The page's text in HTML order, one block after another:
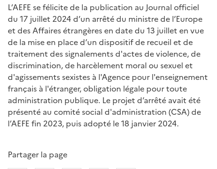
Chapo
L’AEFE se félicite de la publication au Journal officiel
du 17 juillet 2024 d’un arrêté du ministre de l’Europe
et des Affaires étrangères en date du 13 juillet en vue
de la mise en place d’un dispositif de recueil et de
traitement des signalements d'actes de violence, de
discrimination, de harcèlement moral ou sexuel et
d'agissements sexistes à l'Agence pour l'enseignement
français à l'étranger, obligation légale pour toute
administration publique. Le projet d’arrêté avait été
présenté au comité social d'administration (CSA) de
l’AEFE fin 2023, puis adopté le 18 janvier 2024.
Partager la page